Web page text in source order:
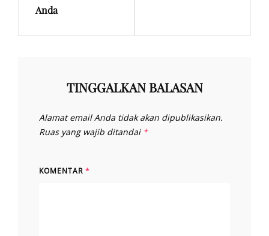
Anda
TINGGALKAN BALASAN
Alamat email Anda tidak akan dipublikasikan.
Ruas yang wajib ditandai *
KOMENTAR *